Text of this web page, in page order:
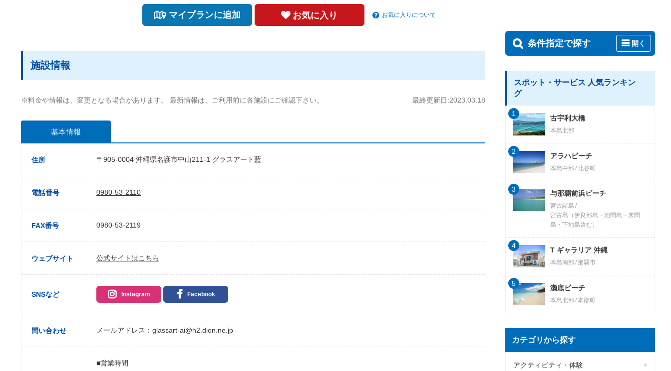
マイプランに追加 お気に入り お気に入りについて
施設情報
※料金や情報は、変更となる場合があります。 最新情報は、ご利用前に各施設にご確認下さい。 最終更新日:2023.03.18
基本情報
住所 〒905-0004 沖縄県名護市中山211-1 グラスアート藍
電話番号 0980-53-2110
FAX番号 0980-53-2119
ウェブサイト 公式サイトはこちら
SNSなど Instagram Facebook
問い合わせ メールアドレス：glassart-ai@h2.dion.ne.jp
■営業時間
条件指定で探す 開く
スポット・サービス 人気ランキン
グ
古宇利大橋
本島北部
1
アラハビーチ
本島中部 北谷町
2
与那覇前浜ビーチ
宮古諸島
宮古島（伊良部島・池間島・来間
島・下地島含む）
3
T ギャラリア 沖縄
本島南部 那覇市
4
瀬底ビーチ
本島北部 本部町
5
カテゴリから探す
アクティビティ・体験